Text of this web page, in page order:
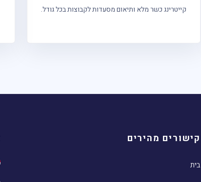
קייטרינג כשר מלא ותיאום מסעדות לקבוצות בכל גודל.
קישורים מהירים
בית